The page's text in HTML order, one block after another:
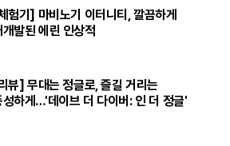
험기] 마비노기 이터니티, 깔끔하게
개발된 에린 인상적
뷰] 무대는 정글로, 즐길 거리는
성하게…'데이브 더 다이버: 인 더 정글'